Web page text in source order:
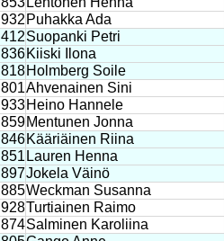
932 Puhakka Ada
412Suopanki Petri
836 Kiiski Ilona
818 Holmberg Soile
801Ahvenainen Sini
933 Heino Hannele
859 Mentunen Jonna
846 Kääriäinen Riina
851 Lauren Henna
897Jokela Väinö
885Weckman Susanna
928Turtiainen Raimo
874Salminen Karoliina